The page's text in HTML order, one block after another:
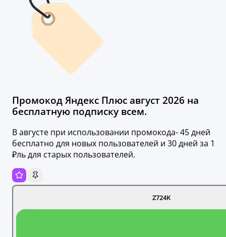
Промокод Яндекс Плюс август 2026 на
бесплатную подписку всем.
В августе при использовании промокода- 45 дней
бесплатно для новых пользователей и 30 дней за 1
₽ль для старых пользователей.
Z724K